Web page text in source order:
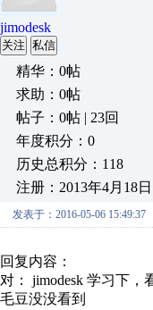
jimodesk
关注 私信
精华：0帖
求助：0帖
帖子：0帖 | 23回
年度积分：0
历史总积分：118
注册：2013年4月18日
发表于：2016-05-06 15:49:37
回复内容：
对： jimodesk 学习下，
毛豆没没看到